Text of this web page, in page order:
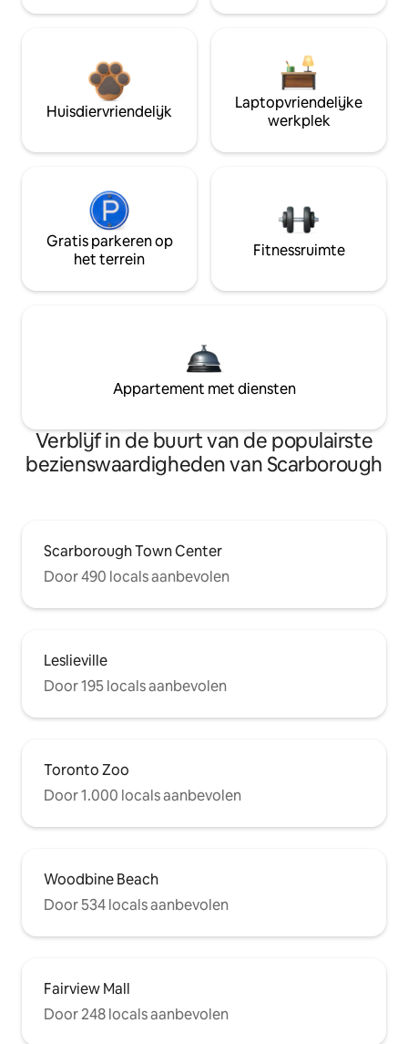
Huisdiervriendelijk
Laptopvriendelijke
werkplek
Gratis parkeren op
het terrein
Fitnessruimte
Appartement met diensten
Verblijf in de buurt van de populairste
bezienswaardigheden van Scarborough
Scarborough Town Center
Door 490 locals aanbevolen
Leslieville
Door 195 locals aanbevolen
Toronto Zoo
Door 1.000 locals aanbevolen
Woodbine Beach
Door 534 locals aanbevolen
Fairview Mall
Door 248 locals aanbevolen